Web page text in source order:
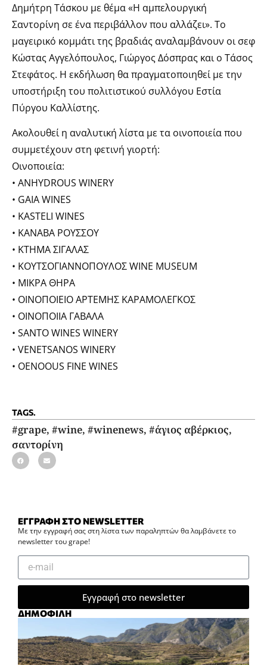
Δημήτρη Τάσκου με θέμα «Η αμπελουργική
Σαντορίνη σε ένα περιβάλλον που αλλάζει». Το
μαγειρικό κομμάτι της βραδιάς αναλαμβάνουν οι σεφ
Κώστας Αγγελόπουλος, Γιώργος Δόσπρας και ο Τάσος
Στεφάτος. Η εκδήλωση θα πραγματοποιηθεί με την
υποστήριξη του πολιτιστικού συλλόγου Εστία
Πύργου Καλλίστης.
Ακολουθεί η αναλυτική λίστα με τα οινοποιεία που
συμμετέχουν στη φετινή γιορτή:
Οινοποιεία:
• ANHYDROUS WINERY
• GAIA WINES
• KASTELI WINES
• ΚΑΝΑΒΑ ΡΟΥΣΣΟΥ
• ΚΤΗΜΑ ΣΙΓΑΛΑΣ
• ΚΟΥΤΣΟΓΙΑΝΝΟΠΟΥΛΟΣ WINE MUSEUM
• MIKΡΑ ΘΗΡΑ
• ΟΙΝΟΠΟΙΕΙΟ ΑΡΤΕΜΗΣ ΚΑΡΑΜΟΛΕΓΚΟΣ
• ΟΙΝΟΠΟΙΙΑ ΓΑΒΑΛΑ
• SANTO WINES WINERY
• VENETSANOS WINERY
• OENOOUS FINE WINES
TAGS.
#grape, #wine, #winenews, #άγιος αβέρκιος,
σαντορίνη
ΕΓΓΡΑΦΗ ΣΤΟ NEWSLETTER
Με την εγγραφή σας στη λίστα των παραληπτών θα λαμβάνετε το
newsletter του grape!
Εγγραφή στο newsletter
ΔΗΜΟΦΙΛΗ